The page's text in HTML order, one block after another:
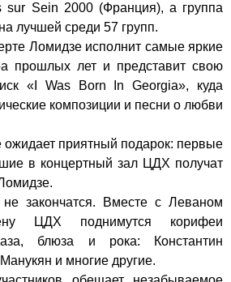
sur Sein 2000 (Франция), а группа
лучшей среди 57 групп.
Ломидзе исполнит самые яркие
прошлых лет и представит свою
«I Was Born In Georgia», куда
композиции и песни о любви
ожидает приятный подарок: первые
в концертный зал ЦДХ получат
закончатся. Вместе с Леваном
ЦДХ поднимутся корифеи
блюза и рока: Константин
и многие другие.